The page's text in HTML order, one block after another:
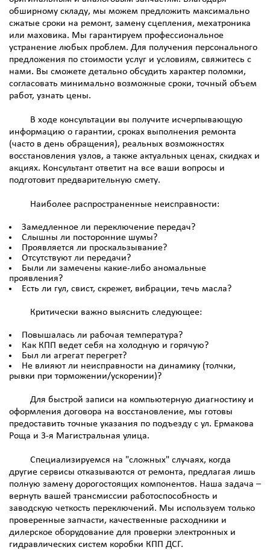
обширному складу, мы можем предложить максимально
сжатые сроки на ремонт, замену сцепления, мехатроника
или маховика. Мы гарантируем профессиональное
устранение любых проблем. Для получения персонального
предложения по стоимости услуг и условиям, свяжитесь с
нами. Вы сможете детально обсудить характер поломки,
согласовать минимально возможные сроки, точный объем
работ, узнать цены.
В ходе консультации вы получите исчерпывающую
информацию о гарантии, сроках выполнения ремонта
(часто в день обращения), реальных возможностях
восстановления узлов, а также актуальных ценах, скидках и
акциях. Консультант ответит на все ваши вопросы и
подготовит предварительную смету.
Наиболее распространенные неисправности:
Замедленное ли переключение передач?
Слышны ли посторонние шумы?
Проявляется ли проскальзывание?
Отсутствуют ли передачи?
Были ли замечены какие-либо аномальные
проявления?
Есть ли гул, свист, скрежет, вибрации, течь масла?
Критически важно выяснить следующее:
Повышалась ли рабочая температура?
Как КПП ведет себя на холодную и горячую?
Был ли агрегат перегрет?
Не влияют ли неисправности на динамику (толчки,
рывки при торможении/ускорении)?
Для быстрой записи на компьютерную диагностику и
оформления договора на восстановление, мы готовы
предоставить точные указания по подъезду с ул. Ермакова
Роща и 3-я Магистральная улица.
Специализируемся на "сложных" случаях, когда
другие сервисы отказываются от ремонта, предлагая лишь
полную замену дорогостоящих компонентов. Наша задача –
вернуть вашей трансмиссии работоспособность и
заводскую четкость переключений. Мы используем только
проверенные запчасти, качественные расходники и
дилерское оборудование для проверки электронных и
гидравлических систем коробки КПП ДСГ.